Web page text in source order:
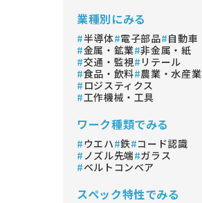
業種別にみる
半導体 電子部品 自動車
金属・鉱業 非金属・紙
交通・監視
リテール
食品・飲料 農業・水産業
ロジスティクス
工作機械・工具
ワーク種類でみる
ウエハ 鉄 コード認識
ノズル先端 ガラス
ベルトコンベア
スペック特性でみる